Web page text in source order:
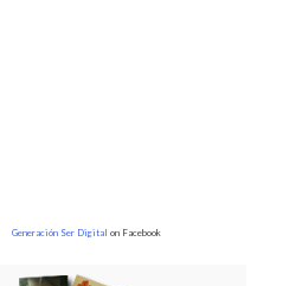
Generación Ser Digital on Facebook